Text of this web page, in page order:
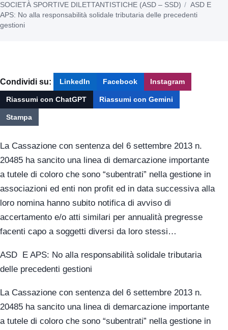
SOCIETÀ SPORTIVE DILETTANTISTICHE (ASD – SSD)
ASD E
APS: No alla responsabilità solidale tributaria delle precedenti
gestioni
Condividi su: LinkedIn Facebook Instagram
Riassumi con ChatGPT Riassumi con Gemini
Stampa
La Cassazione con sentenza del 6 settembre 2013 n.
20485 ha sancito una linea di demarcazione importante
a tutele di coloro che sono “subentrati” nella gestione in
associazioni ed enti non profit ed in data successiva alla
loro nomina hanno subito notifica di avviso di
accertamento e/o atti similari per annualità pregresse
facenti capo a soggetti diversi da loro stessi…
ASD E APS: No alla responsabilità solidale tributaria
delle precedenti gestioni
La Cassazione con sentenza del 6 settembre 2013 n.
20485 ha sancito una linea di demarcazione importante
a tutele di coloro che sono “subentrati” nella gestione in